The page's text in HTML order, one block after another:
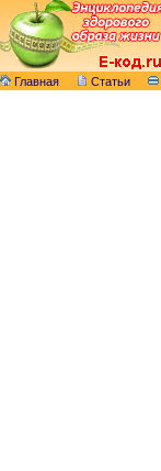
Главная Статьи